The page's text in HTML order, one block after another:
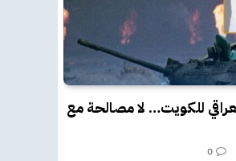
للكويت… لا مصالحة مع
0